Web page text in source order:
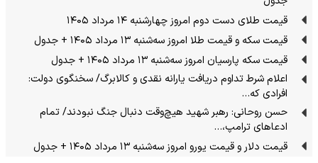
قیمت طلای دست دوم امروز چهارشنبه ۱۴ مرداد ۱۴۰۵
قیمت سکه و قیمت طلا امروز سه‌شنبه ۱۳ مرداد ۱۴۰۵ + جدول
قیمت سکه پارسیان امروز سه‌شنبه ۱۳ مرداد ۱۴۰۵ + جدول
اعلام شرط تداوم دریافت یارانه نقدی و کالابرگ/ سخنگوی دولت:
افرادی که…
حسن روحانی: رهبر شهید هیچ‌وقت دنبال جنگ نبودند/ تمام
ادعاهای ترامپ،…
قیمت دلار و قیمت یورو امروز سه‌شنبه ۱۳ مرداد ۱۴۰۵ + جدول